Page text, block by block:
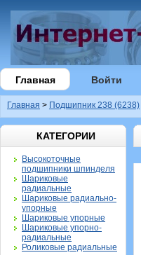
Главная Войти
Главная > Подшипник 238 (6238)
КАТЕГОРИИ
Высокоточные
подшипники шпинделя
Шариковые
радиальные
Шариковые радиально-
упорные
Шариковые упорные
Шариковые упорно-
радиальные
Роликовые радиальные